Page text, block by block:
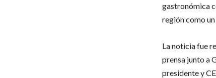
gastronómica
región como
La noticia fue
prensa junto a
presidente y